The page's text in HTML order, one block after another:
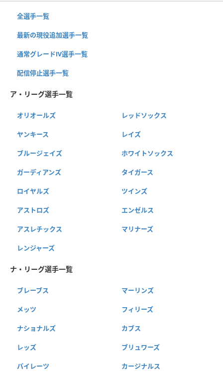
全選手一覧
最新の現役追加選手一覧
通常グレードⅣ選手一覧
配信停止選手一覧
ア・リーグ選手一覧
オリオールズ レッドソックス
ヤンキース レイズ
ブルージェイズ ホワイトソックス
ガーディアンズ タイガース
ロイヤルズ ツインズ
アストロズ エンゼルス
アスレチックス マリナーズ
レンジャーズ
ナ・リーグ選手一覧
ブレーブス マーリンズ
メッツ フィリーズ
ナショナルズ カブス
レッズ ブリュワーズ
パイレーツ カージナルス